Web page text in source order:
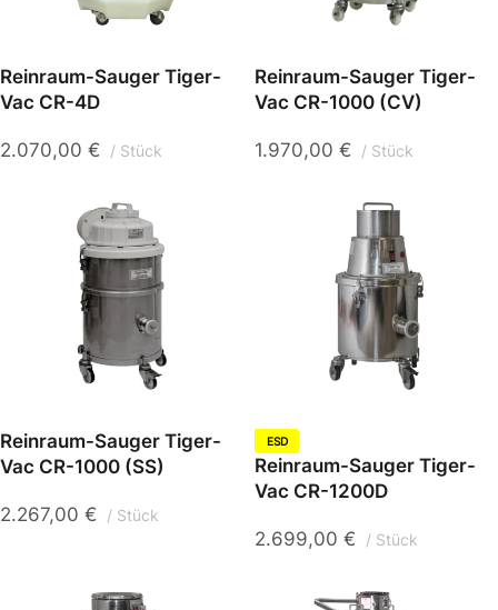
Reinraum-Sauger Tiger-
Vac CR-4D
2.070,00 € Stück
Reinraum-Sauger Tiger-
Vac CR-1000 (CV)
1.970,00 € Stück
Reinraum-Sauger Tiger-
Vac CR-1000 (SS)
2.267,00 € Stück
ESD
Reinraum-Sauger Tiger-
Vac CR-1200D
2.699,00 € Stück